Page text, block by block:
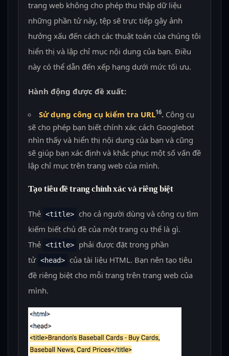
trang web không cho phép thu thập dữ liệu
những phần tử này, tệp sẽ trực tiếp gây ảnh
hưởng xấu đến cách các thuật toán của chúng tôi
hiển thị và lập chỉ mục nội dung của bạn. Điều
này có thể dẫn đến xếp hạng dưới mức tối ưu.
Hành động được đề xuất:
Sử dụng công cụ kiểm tra URL16.Công cụ
sẽ cho phép bạn biết chính xác cách Googlebot
nhìn thấy và hiển thị nội dung của bạn và cũng
sẽ giúp bạn xác định và khắc phục một số vấn đề
lập chỉ mục trên trang web của mình.
Tạo tiêu đề trang chính xác và riêng biệt
Thẻ <title>
cho cả người dùng và công cụ tìm
kiếm biết chủ đề của một trang cụ thể là gì.
Thẻ <title>
phải được đặt trong phần
tử <head>
của tài liệu HTML. Bạn nên tạo tiêu
đề riêng biệt cho mỗi trang trên trang web của
mình.